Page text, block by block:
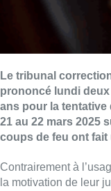
Le tribunal
prononcé lundi
ans pour la tentative
21 au 22 mars 2025
coups de feu ont fait
Contrairement à
la motivation de leur